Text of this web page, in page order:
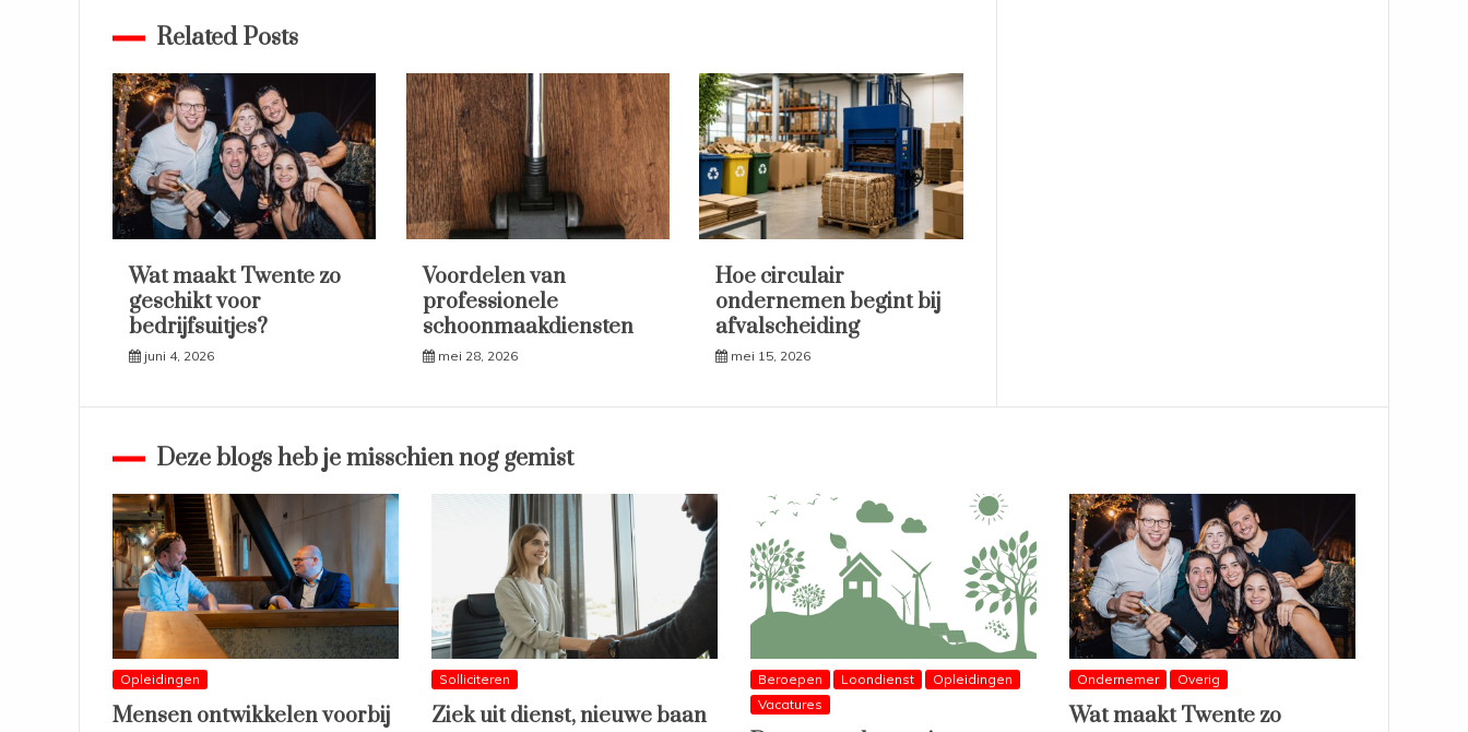
Related Posts
Wat maakt Twente zo
geschikt voor
bedrijfsuitjes?
juni 4, 2026
Voordelen van
professionele
schoonmaakdiensten
mei 28, 2026
Hoe circulair
ondernemen begint bij
afvalscheiding
mei 15, 2026
Deze blogs heb je misschien nog gemist
Opleidingen
Mensen ontwikkelen voorbij
Solliciteren
Ziek uit dienst, nieuwe baan
Beroepen Loondienst
Opleidingen
Vacatures
Ondernemer Overig
Wat maakt Twente zo